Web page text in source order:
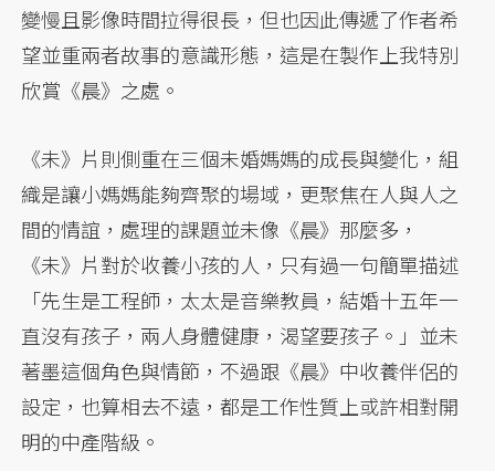
變慢且影像時間拉得很長，但也因此傳遞了作者希
望並重兩者故事的意識形態，這是在製作上我特別
欣賞《晨》之處。
《未》片則側重在三個未婚媽媽的成長與變化，組
織是讓小媽媽能夠齊聚的場域，更聚焦在人與人之
間的情誼，處理的課題並未像《晨》那麼多，
《未》片對於收養小孩的人，只有過一句簡單描述
「先生是工程師，太太是音樂教員，結婚十五年一
直沒有孩子，兩人身體健康，渴望要孩子。」並未
著墨這個角色與情節，不過跟《晨》中收養伴侶的
設定，也算相去不遠，都是工作性質上或許相對開
明的中產階級。